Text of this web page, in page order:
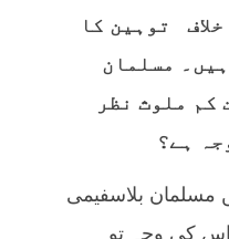
خلاف توہین کا
مسلمان
کم ملوث نظر
ہے؟
مسلمان بلاسفیمی
اس کی وجہ تو